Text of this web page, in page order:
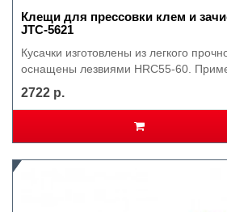
Клещи для прессовки клем и
JTC-5621
Кусачки изготовлены из легкого
оснащены лезвиями HRC55-60.
2722 р.